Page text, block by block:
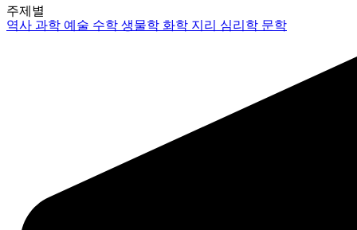
주제별
역사과학 예술 수학생물학 화학 지리 심리학 문학